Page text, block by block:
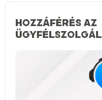
HOZZÁFÉRÉS AZ